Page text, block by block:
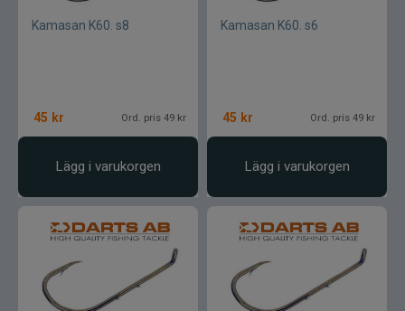
Kamasan K60. s8
45 kr Ord. pris 49 kr
Lägg i varukorgen
Kamasan K60. s6
45 kr Ord. pris 49 kr
Lägg i varukorgen